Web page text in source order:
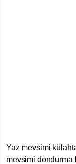
Yaz mevsimi
mevsimi dondurma